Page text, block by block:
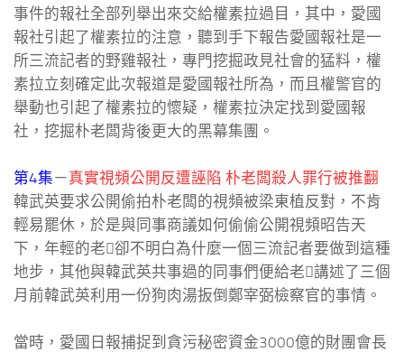
事件的報社全部列舉出來交給權素拉過目，其中，愛國
報社引起了權素拉的注意，聽到手下報告愛國報社是一
所三流記者的野雞報社，專門挖掘政見社會的猛料，權
素拉立刻確定此次報道是愛國報社所為，而且權警官的
舉動也引起了權素拉的懷疑，權素拉決定找到愛國報
社，挖掘朴老闆背後更大的黑幕集團。
第4集－真實視頻公開反遭誣陷 朴老闆殺人罪行被推翻
韓武英要求公開偷拍朴老闆的視頻被梁東植反對，不肯
輕易罷休，於是與同事商議如何偷偷公開視頻昭告天
下，年輕的老卻不明白為什麼一個三流記者要做到這種
地步，其他與韓武英共事過的同事們便給老講述了三個
月前韓武英利用一份狗肉湯扳倒鄭宰弼檢察官的事情。
當時，愛國日報捕捉到貪污秘密資金3000億的財團會長